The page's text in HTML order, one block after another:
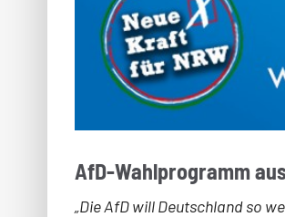
AfD-Wahlprogramm
„Die AfD will Deutschland so